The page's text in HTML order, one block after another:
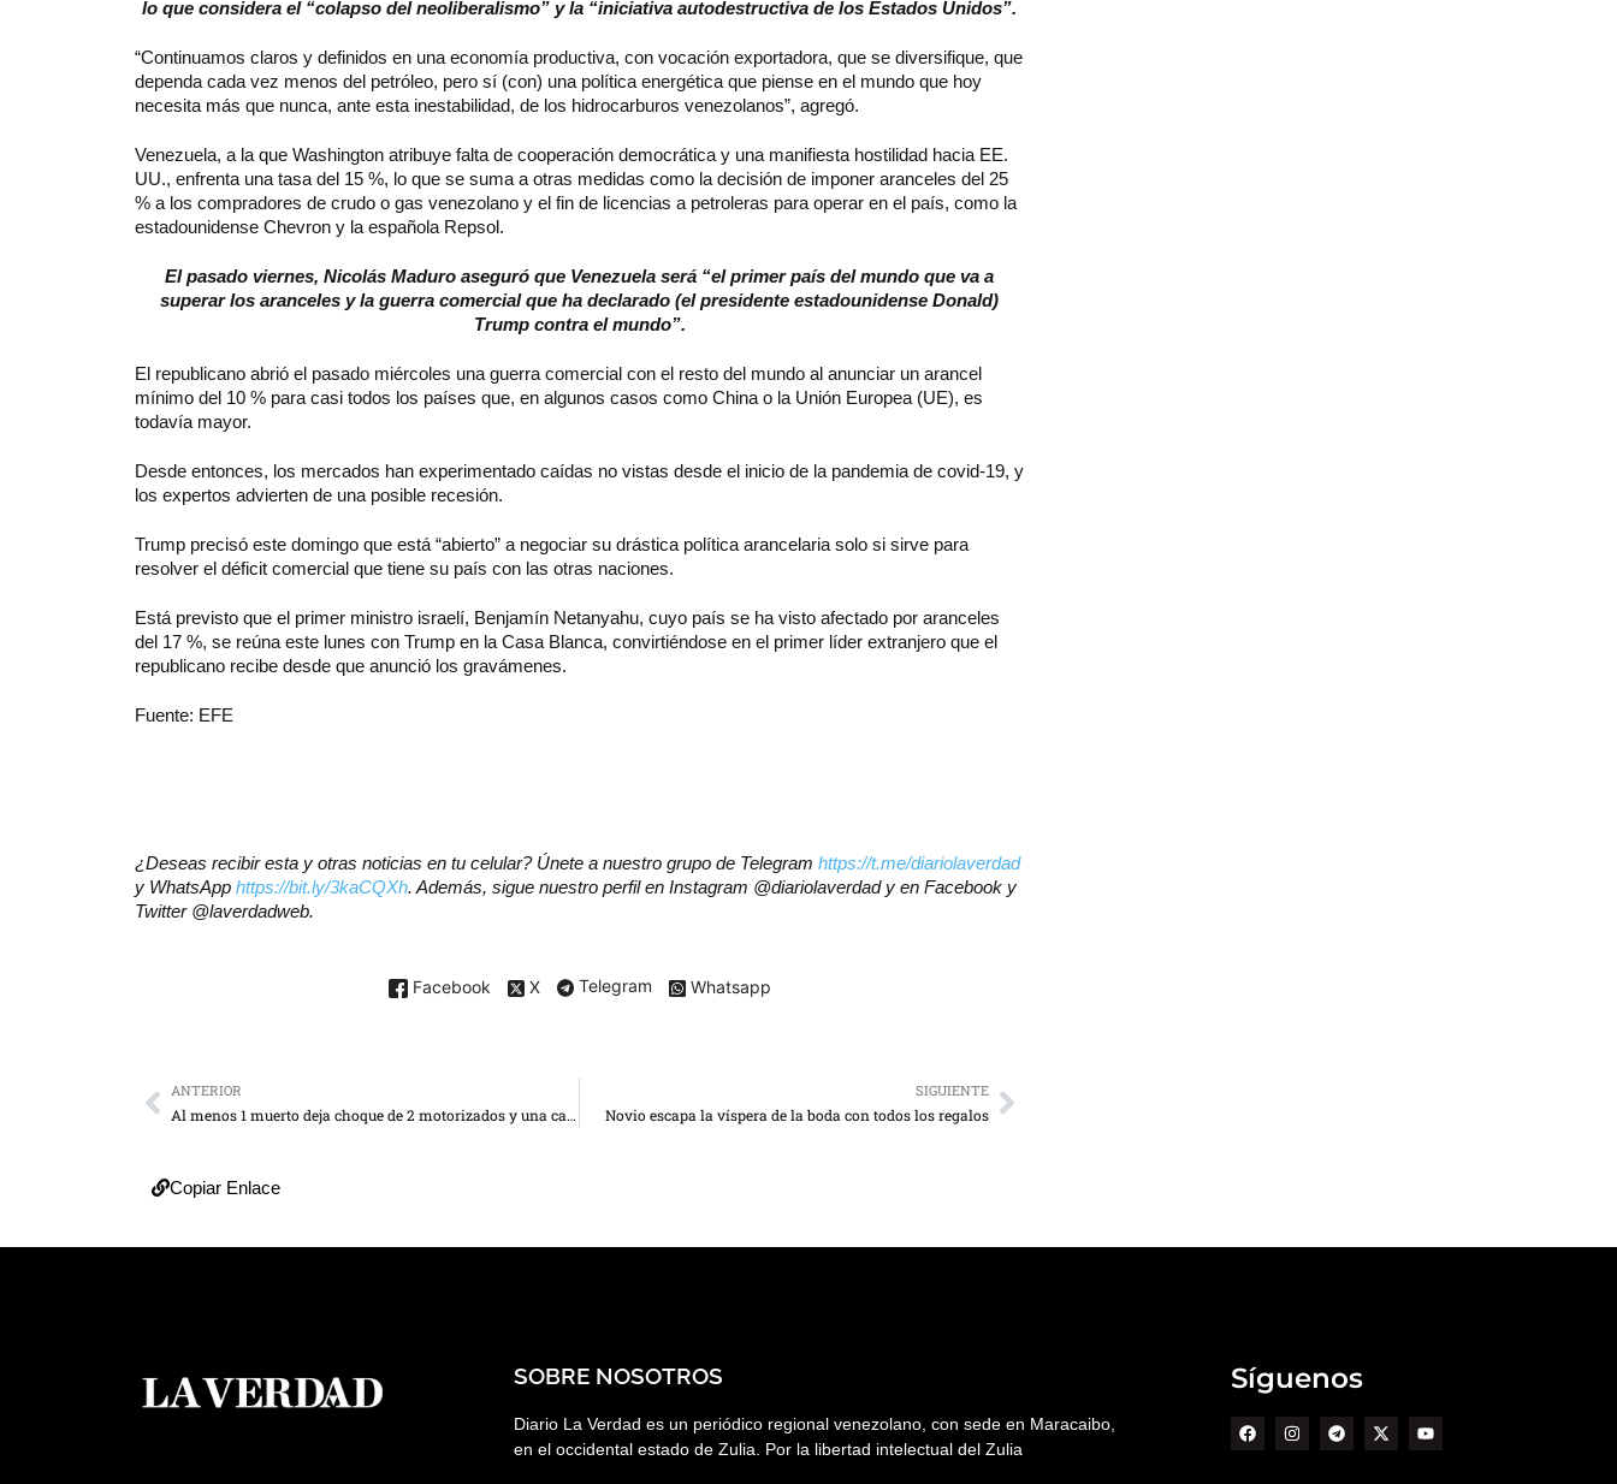
lo que considera el “colapso del neoliberalismo” y la “iniciativa autodestructiva de los Estados Unidos”.
“Continuamos claros y definidos en una economía productiva, con vocación exportadora, que se diversifique, que
dependa cada vez menos del petróleo, pero sí (con) una política energética que piense en el mundo que hoy
necesita más que nunca, ante esta inestabilidad, de los hidrocarburos venezolanos”, agregó.
Venezuela, a la que Washington atribuye falta de cooperación democrática y una manifiesta hostilidad hacia EE.
UU., enfrenta una tasa del 15 %, lo que se suma a otras medidas como la decisión de imponer aranceles del 25
% a los compradores de crudo o gas venezolano y el fin de licencias a petroleras para operar en el país, como la
estadounidense Chevron y la española Repsol.
El pasado viernes, Nicolás Maduro aseguró que Venezuela será “el primer país del mundo que va a
superar los aranceles y la guerra comercial que ha declarado (el presidente estadounidense Donald)
Trump contra el mundo”.
El republicano abrió el pasado miércoles una guerra comercial con el resto del mundo al anunciar un arancel
mínimo del 10 % para casi todos los países que, en algunos casos como China o la Unión Europea (UE), es
todavía mayor.
Desde entonces, los mercados han experimentado caídas no vistas desde el inicio de la pandemia de covid-19, y
los expertos advierten de una posible recesión.
Trump precisó este domingo que está “abierto” a negociar su drástica política arancelaria solo si sirve para
resolver el déficit comercial que tiene su país con las otras naciones.
Está previsto que el primer ministro israelí, Benjamín Netanyahu, cuyo país se ha visto afectado por aranceles
del 17 %, se reúna este lunes con Trump en la Casa Blanca, convirtiéndose en el primer líder extranjero que el
republicano recibe desde que anunció los gravámenes.
Fuente: EFE
¿Deseas recibir esta y otras noticias en tu celular? Únete a nuestro grupo de Telegram https://t.me/diariolaverdad
y WhatsApp https://bit.ly/3kaCQXh. Además, sigue nuestro perfil en Instagram @diariolaverdad y en Facebook y
Twitter @laverdadweb.
Facebook X Telegram Whatsapp
ANTERIOR
Al menos 1 muerto deja choque de 2 motorizados y una camioneta en Mara
SIGUIENTE
Novio escapa la víspera de la boda con todos los regalos
Copiar Enlace
SOBRE NOSOTROS
Diario La Verdad es un periódico regional venezolano, con sede en Maracaibo,
en el occidental estado de Zulia. Por la libertad intelectual del Zulia
Síguenos